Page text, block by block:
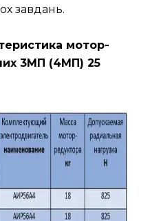
завдань.
мотор-
3МП (4МП) 25